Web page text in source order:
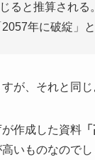
ると推算される。
年に破綻」
が、それと同
作成した資料
いものなのでし